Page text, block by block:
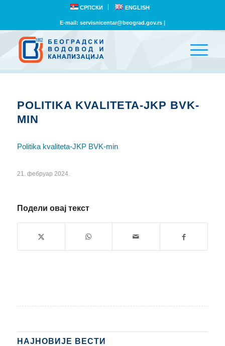
СРПСКИ ENGLISH
E-mail: servisnicentar@beograd.gov.rs|
POLITIKA KVALITETA-JKP BVK-
MIN
Politika kvaliteta-JKP BVK-min
21. фебруар 2024.
Подели овај текст
НАЈНОВИЈЕ ВЕСТИ